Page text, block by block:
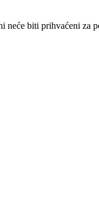
biti prihvaćeni za